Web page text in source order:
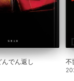
でん返し 不